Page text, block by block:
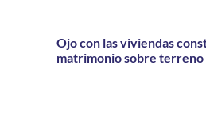
Ojo con las viviendas
matrimonio sobre